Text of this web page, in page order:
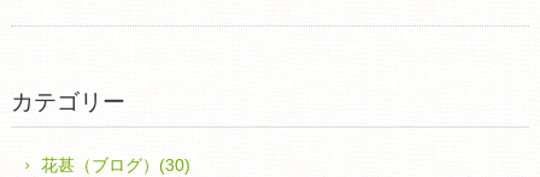
カテゴリー
花甚（ブログ）(30)